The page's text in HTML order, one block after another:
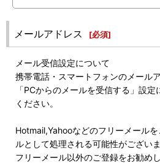
メールアドレス [必須]
メール受信設定について
携帯電話・スマートフォンのメール
「PCからのメールを受信する」設
ください。
Hotmail,Yahooなどのフリーメール
ルとして処理される可能性がございま
フリーメール以外のご登録をお勧めし